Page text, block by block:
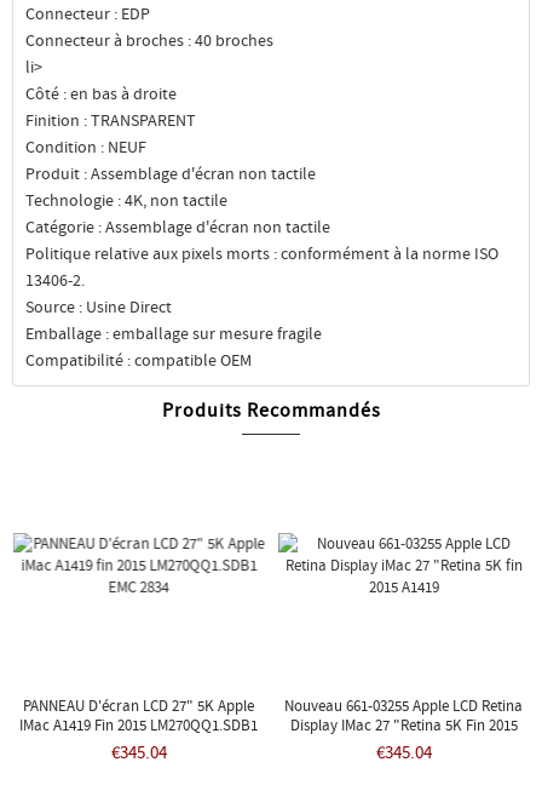
Connecteur : EDP
Connecteur à broches : 40 broches
li>
Côté : en bas à droite
Finition : TRANSPARENT
Condition : NEUF
Produit : Assemblage d'écran non tactile
Technologie : 4K, non tactile
Catégorie : Assemblage d'écran non tactile
Politique relative aux pixels morts : conformément à la norme ISO
13406-2.
Source : Usine Direct
Emballage : emballage sur mesure fragile
Compatibilité : compatible OEM
Produits Recommandés
PANNEAU D'écran LCD 27" 5K Apple
IMac A1419 Fin 2015 LM270QQ1.SDB1
EMC 2834
€345.04
Nouveau 661-03255 Apple LCD Retina
Display IMac 27 "Retina 5K Fin 2015
A1419
€345.04